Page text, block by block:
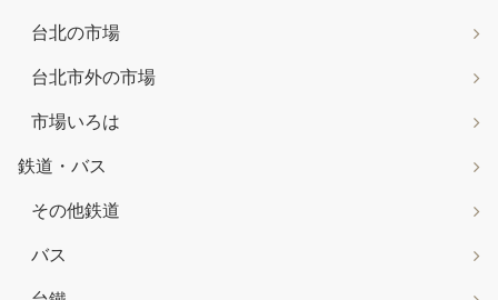
台北の市場
台北市外の市場
市場いろは
鉄道・バス
その他鉄道
バス